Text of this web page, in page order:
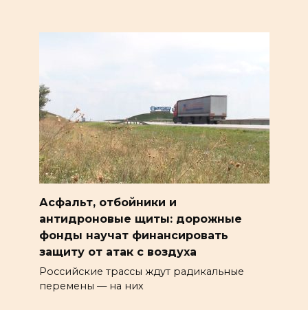
Асфальт, отбойники и
антидроновые щиты: дорожные
фонды научат финансировать
защиту от атак с воздуха
Российские трассы ждут радикальные
перемены — на них